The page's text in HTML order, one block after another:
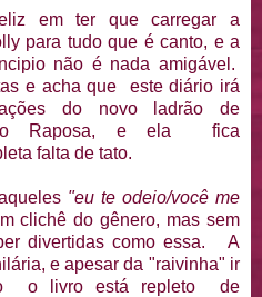
em ter que carregar a
para tudo que é canto, e a
não é nada amigável.
e acha que este diário irá
do novo ladrão de
Raposa, e ela fica
falta de tato.
"eu te odeio/você me
clichê do gênero, mas sem
divertidas como essa. A
e apesar da "raivinha" ir
o livro está repleto de